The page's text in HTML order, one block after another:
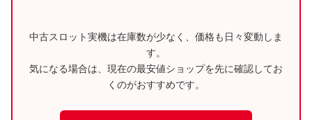
中古スロット実機は在庫数が少なく、価格も日々変動しま
す。
気になる場合は、現在の最安値ショップを先に確認してお
くのがおすすめです。